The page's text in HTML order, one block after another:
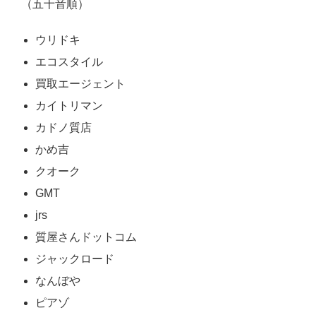
（五十音順）
ウリドキ
エコスタイル
買取エージェント
カイトリマン
カドノ質店
かめ吉
クオーク
GMT
jrs
質屋さんドットコム
ジャックロード
なんぼや
ピアゾ